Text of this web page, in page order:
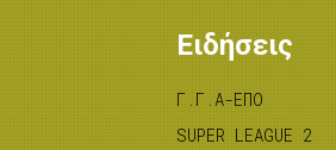
Ειδήσεις
Γ.Γ.Α-ΕΠΟ
SUPER LEAGUE 2